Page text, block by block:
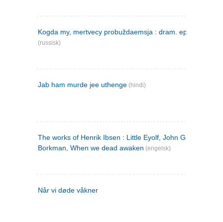
Kogda my, mertvecy probuždaemsja : dram. epilog v 3 d
(russisk)
Jab ham murde jee uthenge (hindi)
The works of Henrik Ibsen : Little Eyolf, John Gabriel
Borkman, When we dead awaken (engelsk)
Når vi døde våkner